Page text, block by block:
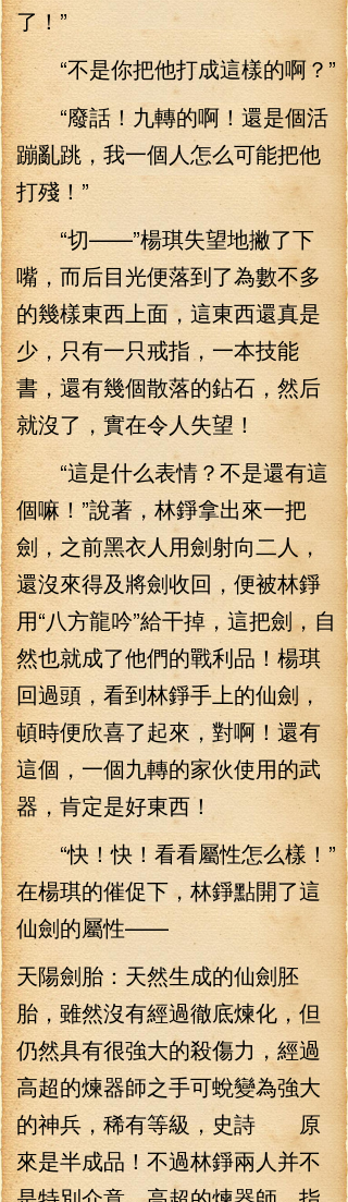
了！”
“不是你把他打成這樣的啊？”
“廢話！九轉的啊！還是個活
蹦亂跳，我一個人怎么可能把他
打殘！”
“切——”楊琪失望地撇了下
嘴，而后目光便落到了為數不多
的幾樣東西上面，這東西還真是
少，只有一只戒指，一本技能
書，還有幾個散落的鉆石，然后
就沒了，實在令人失望！
“這是什么表情？不是還有這
個嘛！”說著，林錚拿出來一把
劍，之前黑衣人用劍射向二人，
還沒來得及將劍收回，便被林錚
用“八方龍吟”給干掉，這把劍，自
然也就成了他們的戰利品！楊琪
回過頭，看到林錚手上的仙劍，
頓時便欣喜了起來，對啊！還有
這個，一個九轉的家伙使用的武
器，肯定是好東西！
“快！快！看看屬性怎么樣！”
在楊琪的催促下，林錚點開了這
仙劍的屬性——
天陽劍胎：天然生成的仙劍胚
胎，雖然沒有經過徹底煉化，但
仍然具有很強大的殺傷力，經過
高超的煉器師之手可蛻變為強大
的神兵，稀有等級，史詩 原
來是半成品！不過林錚兩人并不